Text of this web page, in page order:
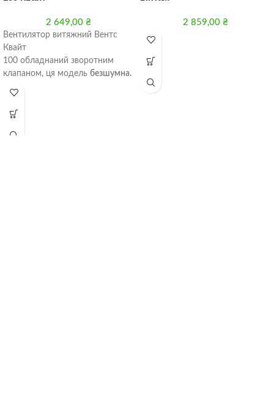
2 649,00 ₴
Вентилятор витяжний Вентс
Квайт
100 обладнаний зворотним
клапаном, ця модель безшумна.
2 859,00 ₴